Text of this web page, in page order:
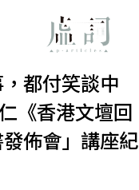
都付笑談中
《香港文壇回
佈會」講座紀